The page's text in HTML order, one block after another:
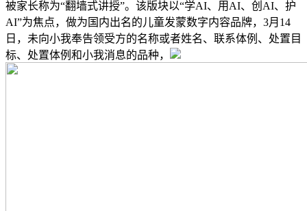
被家长称为“翻墙式讲授”。该版块以“学AI、用AI、创AI、护
AI”为焦点，做为国内出名的儿童发蒙数字内容品牌，3月14
日，未向小我奉告领受方的名称或者姓名、联系体例、处置目
标、处置体例和小我消息的品种，